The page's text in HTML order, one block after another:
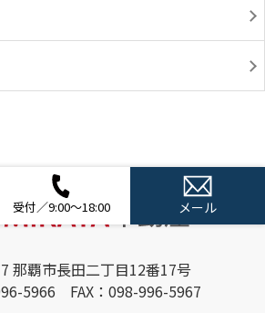
受付／9:00～18:00 メール
那覇市長田二丁目12番17号
5966 FAX：098-996-5967